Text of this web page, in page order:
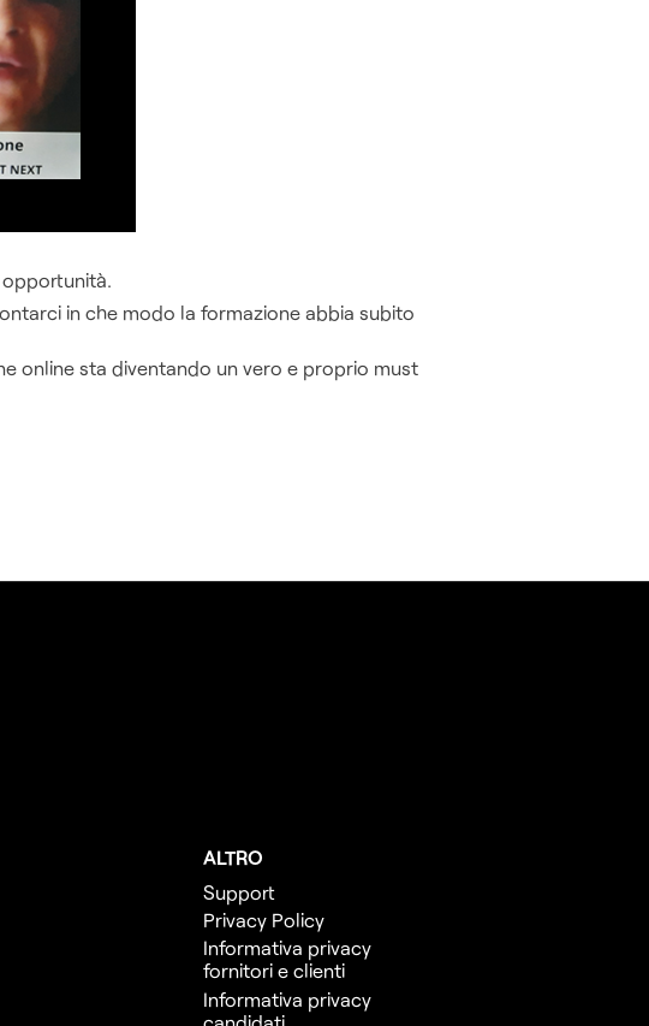
in che modo la formazione abbia subito
online sta diventando un vero e proprio must
ALTRO
Support
Privacy Policy
Informativa privacy
fornitori e clienti
Informativa privacy
candidati